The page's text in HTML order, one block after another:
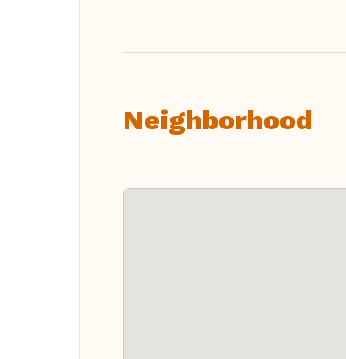
Neighborhood